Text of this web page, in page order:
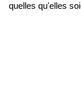
quelles qu'elles